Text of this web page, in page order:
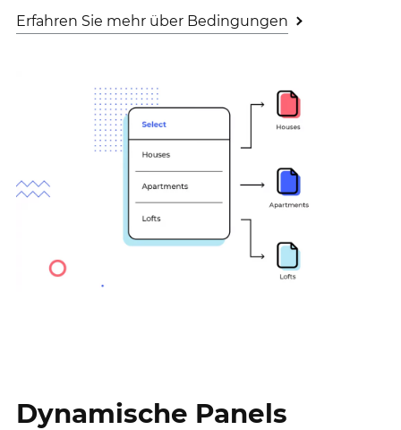
Erfahren Sie mehr über Bedingungen
Dynamische Panels